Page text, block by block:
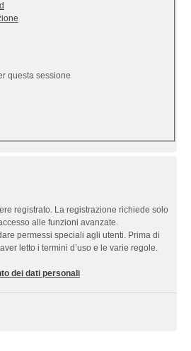
questa sessione
registrato. La registrazione richiede solo
alle funzioni avanzate.
permessi speciali agli utenti. Prima di
letto i termini d’uso e le varie regole.
dei dati personali